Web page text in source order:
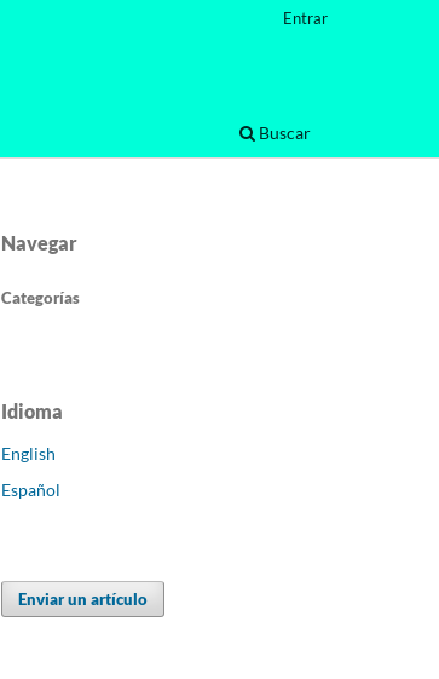
Buscar
Entrar
Navegar
Categorías
Idioma
English
Español
Enviar un artículo